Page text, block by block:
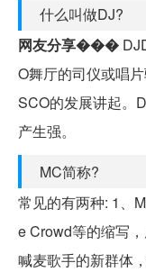
什么叫做DJ?
网友分享���
O舞厅的司仪或唱
SCO的发展讲起。
产生强。
MC简称?
常见的有两种: 1、
e Crowd等的缩写
喊麦歌手的新群体